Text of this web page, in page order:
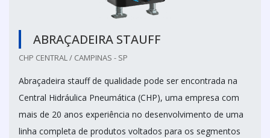
ABRAÇADEIRA STAUFF
CHP CENTRAL / CAMPINAS - SP
Abraçadeira stauff de qualidade pode ser encontrada na
Central Hidráulica Pneumática (CHP), uma empresa com
mais de 20 anos experiência no desenvolvimento de uma
linha completa de produtos voltados para os segmentos